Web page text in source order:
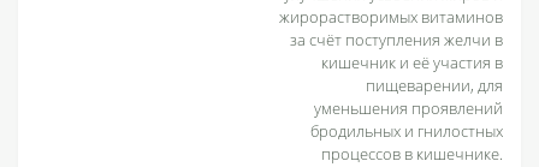
жирорастворимых витаминов
за счёт поступления желчи в
кишечник и её участия в
пищеварении, для
уменьшения проявлений
бродильных и гнилостных
процессов в кишечнике.